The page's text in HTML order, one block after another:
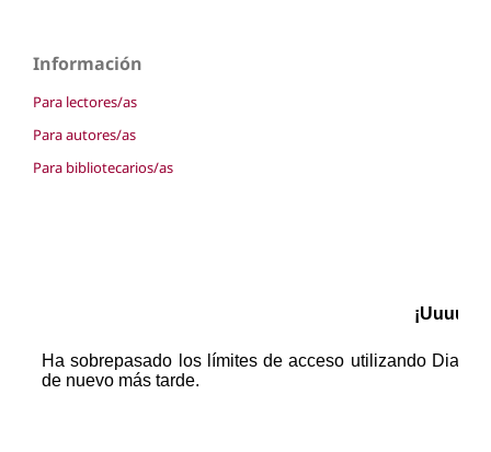
Información
Para lectores/as
Para autores/as
Para bibliotecarios/as